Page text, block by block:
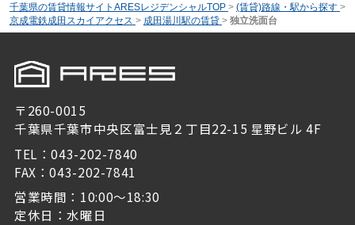
千葉県の賃貸情報サイトARESレジデンシャルTOP > (賃貸)路線・駅から探す >
京成電鉄成田スカイアクセス > 成田湯川駅の賃貸 > 独立洗面台
〒260-0015
千葉県千葉市中央区富士見２丁目22-15 星野ビル 4F
TEL：043-202-7840
FAX：043-202-7841
営業時間：10:00～18:30
定休日：水曜日